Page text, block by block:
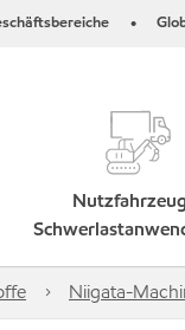
•
Niigata-